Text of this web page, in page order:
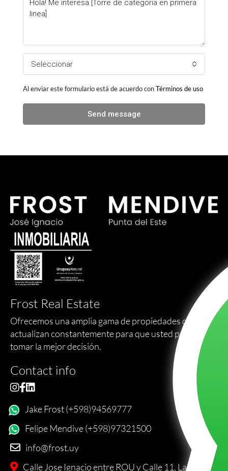
Seleccionar
Al enviar este formulario está de acuerdo conTérminos de uso
Send message
Frost Real Estate
Ofrecemos una amplia gama de propiedades que se
actualizan constantemente para que usted pueda
tomar la mejor decisión.
Contact info
Jake Frost (+598)94569777
Felipe Mendive (+598)97321500
info@frost.uy
Calle Jose Ignacio entre ROU y Calle 11, La